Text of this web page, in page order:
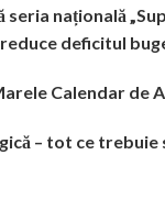
seria națională
deficitul
Calendar de
– tot ce trebuie